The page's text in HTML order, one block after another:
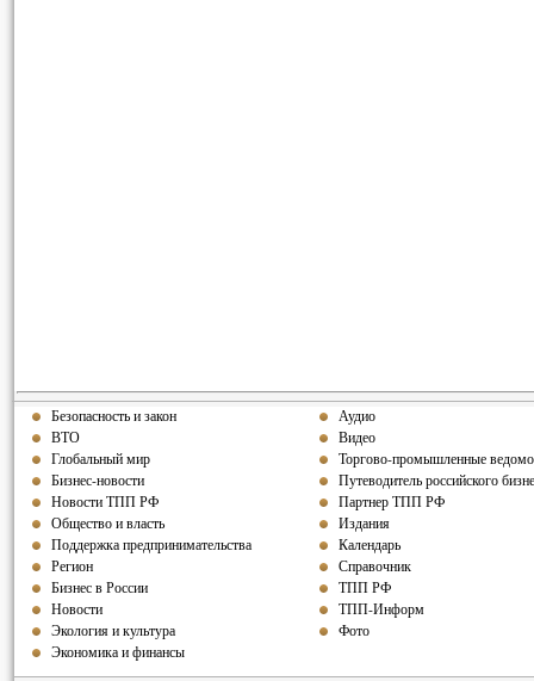
Безопасность и закон
ВТО
Глобальный мир
Бизнес-новости
Новости ТПП РФ
Общество и власть
Поддержка предпринимательства
Регион
Бизнес в России
Новости
Экология и культура
Экономика и финансы
Аудио
Видео
Торгово-промышленные
Путеводитель российского
Партнер ТПП РФ
Издания
Календарь
Справочник
ТПП РФ
ТПП-Информ
Фото